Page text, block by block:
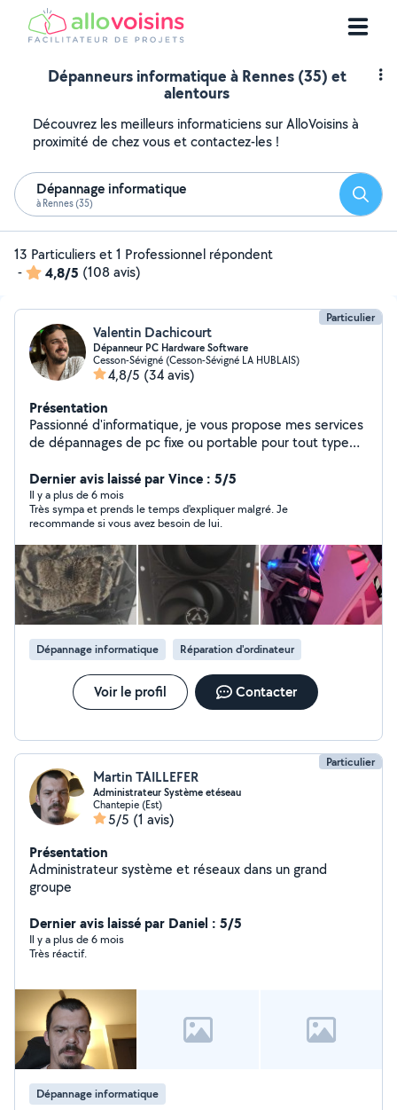
Dépanneurs informatique à Rennes (35) et
alentours
Découvrez les meilleurs informaticiens sur AlloVoisins à
proximité de chez vous et contactez-les !
Dépannage informatique
à Rennes (35)
13 Particuliers et 1 Professionnel répondent
-
4,8/5 (108 avis)
Particulier
Valentin Dachicourt
Dépanneur PC Hardware Software
Cesson-Sévigné (Cesson-Sévigné LA HUBLAIS)
4,8/5 (34 avis)
Présentation
Passionné d'informatique, je vous propose mes services
de dépannages de pc fixe ou portable pour tout type
propose également de l'assistance informatique divers
(comme par exemple de la mise en réseau d'une
imprimante, ou des conseils sur l'utilisation d'un
ordinateur et comment en prendre soin)
Dernier avis laissé par Vince : 5/5
Il y a plus de 6 mois
Très sympa et prends le temps d'expliquer malgré. Je
recommande si vous avez besoin de lui.
Dépannage informatique Réparation d'ordinateur
Voir le profil Contacter
Particulier
Martin TAILLEFER
Administrateur Système etéseau
Chantepie (Est)
5/5 (1 avis)
Présentation
Administrateur système et réseaux dans un grand
groupe
Dernier avis laissé par Daniel : 5/5
Il y a plus de 6 mois
Très réactif.
Dépannage informatique